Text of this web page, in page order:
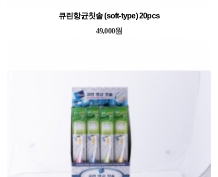
큐린항균칫솔 (soft-type) 20pcs
49,000원